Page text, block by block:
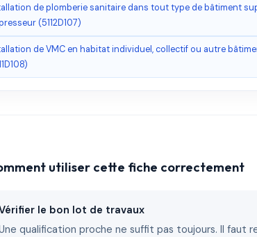
de plomberie sanitaire dans tout type de bâtiment
(5112D107)
de VMC en habitat individuel, collectif ou autre
utiliser cette fiche correctement
le bon lot de travaux
qualification proche ne suffit pas toujours. Il faut